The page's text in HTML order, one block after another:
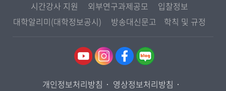
사회과학대학
인천지역대학
광주전남지역대학
울산지역대학
경기지역대학
강원지역대학
통합인문학연구소
디지털미디어센터
국제협력단
교육정보화본부
국립대학육성사업
시간강사 지원
외부연구과제공모
입찰정보
대학알리미(대학정보공시)
방송대신문고 학칙 및 규정
개인정보처리방침
영상정보처리방침